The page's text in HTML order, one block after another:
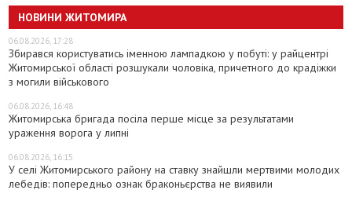
НОВИНИ ЖИТОМИРА
06.08.2026, 17:28
Збирався користуватись іменною лампадкою у побуті: у райцентрі
Житомирської області розшукали чоловіка, причетного до крадіжки
з могили військового
06.08.2026, 16:48
Житомирська бригада посіла перше місце за результатами
ураження ворога у липні
06.08.2026, 16:15
У селі Житомирського району на ставку знайшли мертвими молодих
лебедів: попередньо ознак браконьєрства не виявили